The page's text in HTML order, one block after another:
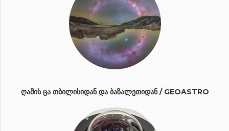
ᲦᲐᲛᲘᲡ ᲪᲐ ᲗᲑᲘᲚᲘᲡᲘᲓᲐᲜ ᲓᲐ ᲑᲐᲖᲐᲚᲔᲗᲘᲓᲐᲜ / GEOASTRO